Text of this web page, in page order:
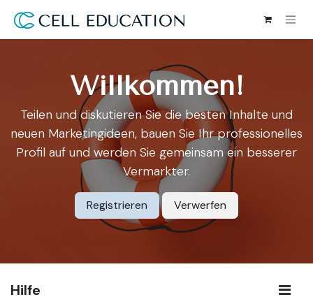
Willkommen!
Teilen und diskutieren Sie die besten Inhalte und
neuen Marketingideen, bauen Sie Ihr professionelles
Profil auf und werden Sie gemeinsam ein besserer
Vermarkter.
Registrieren Verwerfen
Hilfe